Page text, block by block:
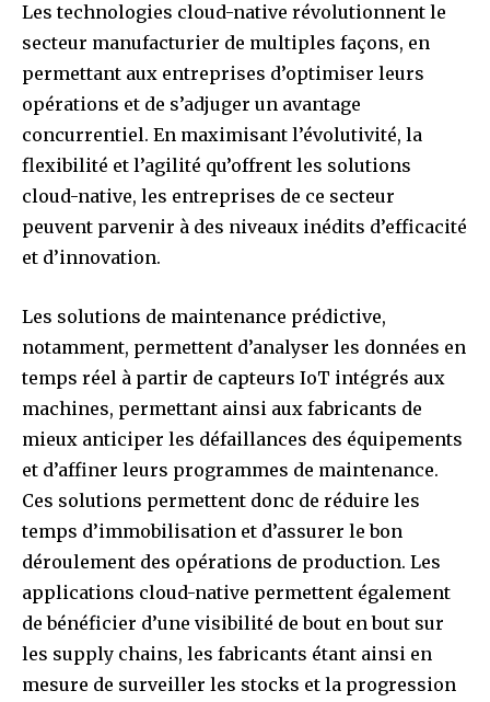
Les technologies cloud-native révolutionnent le
secteur manufacturier de multiples façons, en
permettant aux entreprises d’optimiser leurs
opérations et de s’adjuger un avantage
concurrentiel. En maximisant l’évolutivité, la
flexibilité et l’agilité qu’offrent les solutions
cloud-native, les entreprises de ce secteur
peuvent parvenir à des niveaux inédits d’efficacité
et d’innovation.
Les solutions de maintenance prédictive,
notamment, permettent d’analyser les données en
temps réel à partir de capteurs IoT intégrés aux
machines, permettant ainsi aux fabricants de
mieux anticiper les défaillances des équipements
et d’affiner leurs programmes de maintenance.
Ces solutions permettent donc de réduire les
temps d’immobilisation et d’assurer le bon
déroulement des opérations de production. Les
applications cloud-native permettent également
de bénéficier d’une visibilité de bout en bout sur
les supply chains, les fabricants étant ainsi en
mesure de surveiller les stocks et la progression